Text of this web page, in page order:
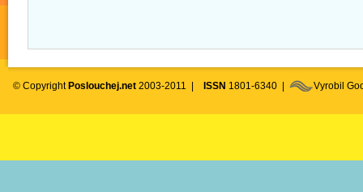
© Copyright Poslouchej.net 2003-2011 | ISSN 1801-6340 | Vyrobil